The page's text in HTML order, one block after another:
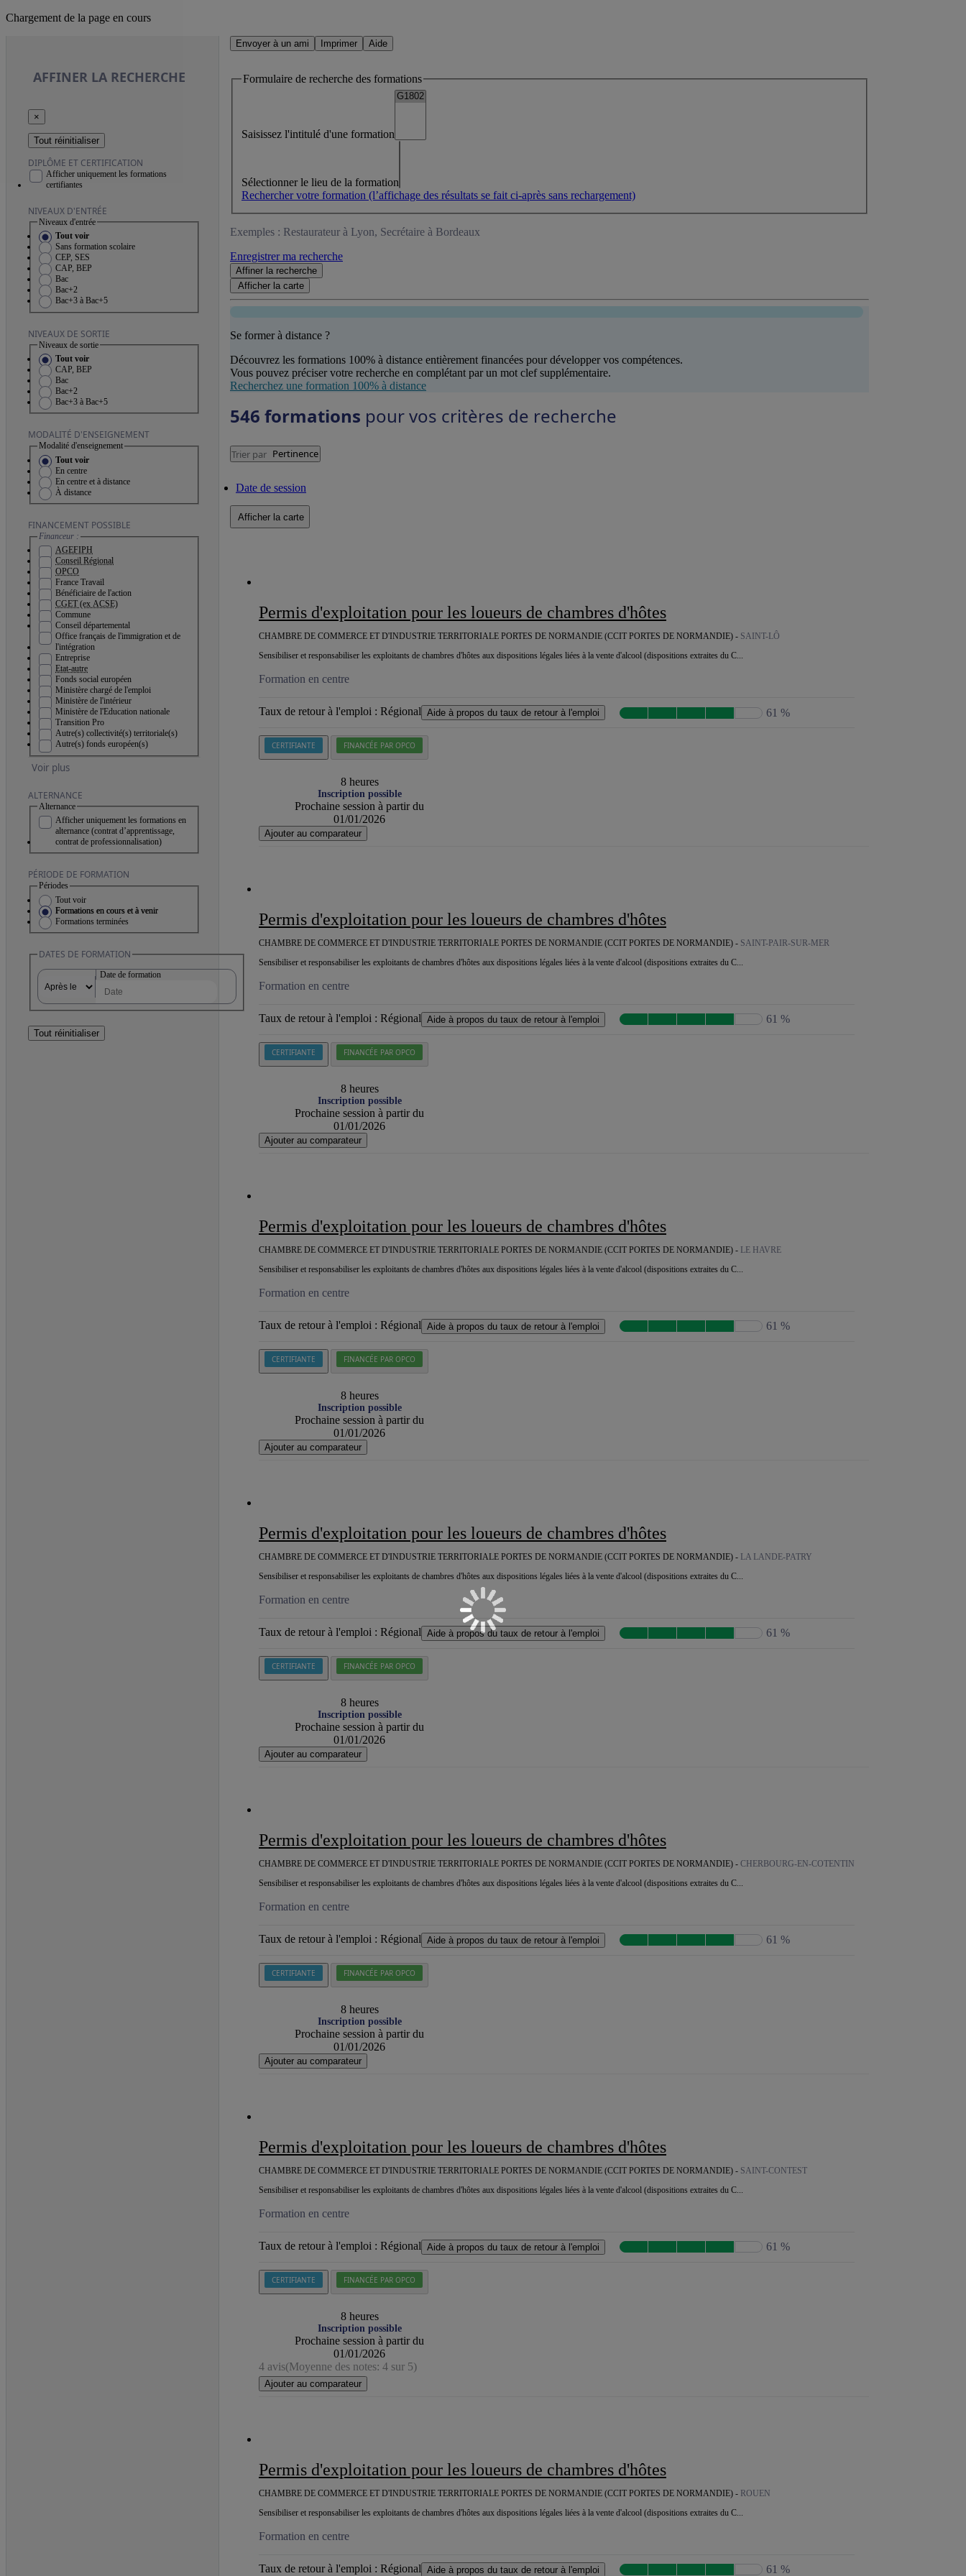
Chargement de la page en cours
AFFINER LA RECHERCHE
×
Tout réinitialiser
DIPLÔME ET CERTIFICATION
Afficher uniquement les formations
certifiantes
NIVEAUX D'ENTRÉE
Niveaux d'entrée
Tout voir
Sans formation scolaire
CEP, SES
CAP, BEP
Bac
Bac+2
Bac+3 à Bac+5
NIVEAUX DE SORTIE
Niveaux de sortie
Tout voir
CAP, BEP
Bac
Bac+2
Bac+3 à Bac+5
MODALITÉ D'ENSEIGNEMENT
Modalité d'enseignement
Tout voir
En centre
En centre et à distance
À distance
FINANCEMENT POSSIBLE
Financeur :
AGEFIPH
Conseil Régional
OPCO
France Travail
Bénéficiaire de l'action
CGET (ex ACSE)
Commune
Conseil départemental
Office français de l'immigration et de
l'intégration
Entreprise
Etat-autre
Fonds social européen
Ministère chargé de l'emploi
Ministère de l'intérieur
Ministère de l'Education nationale
Transition Pro
Autre(s) collectivité(s) territoriale(s)
Autre(s) fonds européen(s)
Voir plus
ALTERNANCE
Alternance
Afficher uniquement les formations en
alternance (contrat d’apprentissage,
contrat de professionnalisation)
PÉRIODE DE FORMATION
Périodes
Tout voir
Formations en cours et à venir
Formations terminées
DATES DE FORMATION
Date de formation
Tout réinitialiser
Envoyer à un ami Imprimer Aide
Formulaire de recherche des formations
Saisissez l'intitulé d'une formation
Sélectionner le lieu de la formation
Rechercher votre formation (l’affichage des résultats se fait ci-après sans rechargement)
Exemples : Restaurateur à Lyon, Secrétaire à Bordeaux
Enregistrer ma recherche
Affiner la recherche
Afficher la carte
Se former à distance ?
Découvrez les formations 100% à distance entièrement financées pour développer vos compétences.
Vous pouvez préciser votre recherche en complétant par un mot clef supplémentaire.
Recherchez une formation 100% à distance
546 formations pour vos critères de recherche
Trier par Pertinence
Date de session
Afficher la carte
Permis d'exploitation pour les loueurs de chambres d'hôtes
CHAMBRE DE COMMERCE ET D'INDUSTRIE TERRITORIALE PORTES DE NORMANDIE (CCIT PORTES DE NORMANDIE) - SAINT-LÔ
Sensibiliser et responsabiliser les exploitants de chambres d'hôtes aux dispositions légales liées à la vente d'alcool (dispositions extraites du C...
Formation en centre
Taux de retour à l'emploi : Régional Aide à propos du taux de retour à l'emploi 61 %
CERTIFIANTE FINANCÉE PAR OPCO
8 heures
Inscription possible
Prochaine session à partir du
01/01/2026
Ajouter au comparateur
Permis d'exploitation pour les loueurs de chambres d'hôtes
CHAMBRE DE COMMERCE ET D'INDUSTRIE TERRITORIALE PORTES DE NORMANDIE (CCIT PORTES DE NORMANDIE) - SAINT-PAIR-SUR-MER
Sensibiliser et responsabiliser les exploitants de chambres d'hôtes aux dispositions légales liées à la vente d'alcool (dispositions extraites du C...
Formation en centre
Taux de retour à l'emploi : Régional Aide à propos du taux de retour à l'emploi 61 %
CERTIFIANTE FINANCÉE PAR OPCO
8 heures
Inscription possible
Prochaine session à partir du
01/01/2026
Ajouter au comparateur
Permis d'exploitation pour les loueurs de chambres d'hôtes
CHAMBRE DE COMMERCE ET D'INDUSTRIE TERRITORIALE PORTES DE NORMANDIE (CCIT PORTES DE NORMANDIE) - LE HAVRE
Sensibiliser et responsabiliser les exploitants de chambres d'hôtes aux dispositions légales liées à la vente d'alcool (dispositions extraites du C...
Formation en centre
Taux de retour à l'emploi : Régional Aide à propos du taux de retour à l'emploi 61 %
CERTIFIANTE FINANCÉE PAR OPCO
8 heures
Inscription possible
Prochaine session à partir du
01/01/2026
Ajouter au comparateur
Permis d'exploitation pour les loueurs de chambres d'hôtes
CHAMBRE DE COMMERCE ET D'INDUSTRIE TERRITORIALE PORTES DE NORMANDIE (CCIT PORTES DE NORMANDIE) - LA LANDE-PATRY
Sensibiliser et responsabiliser les exploitants de chambres d'hôtes aux dispositions légales liées à la vente d'alcool (dispositions extraites du C...
Formation en centre
Taux de retour à l'emploi : Régional Aide à propos du taux de retour à l'emploi 61 %
CERTIFIANTE FINANCÉE PAR OPCO
8 heures
Inscription possible
Prochaine session à partir du
01/01/2026
Ajouter au comparateur
Permis d'exploitation pour les loueurs de chambres d'hôtes
CHAMBRE DE COMMERCE ET D'INDUSTRIE TERRITORIALE PORTES DE NORMANDIE (CCIT PORTES DE NORMANDIE) - CHERBOURG-EN-COTENTIN
Sensibiliser et responsabiliser les exploitants de chambres d'hôtes aux dispositions légales liées à la vente d'alcool (dispositions extraites du C...
Formation en centre
Taux de retour à l'emploi : Régional Aide à propos du taux de retour à l'emploi 61 %
CERTIFIANTE FINANCÉE PAR OPCO
8 heures
Inscription possible
Prochaine session à partir du
01/01/2026
Ajouter au comparateur
Permis d'exploitation pour les loueurs de chambres d'hôtes
CHAMBRE DE COMMERCE ET D'INDUSTRIE TERRITORIALE PORTES DE NORMANDIE (CCIT PORTES DE NORMANDIE) - SAINT-CONTEST
Sensibiliser et responsabiliser les exploitants de chambres d'hôtes aux dispositions légales liées à la vente d'alcool (dispositions extraites du C...
Formation en centre
Taux de retour à l'emploi : Régional Aide à propos du taux de retour à l'emploi 61 %
CERTIFIANTE FINANCÉE PAR OPCO
8 heures
Inscription possible
Prochaine session à partir du
01/01/2026
4 avis(Moyenne des notes: 4 sur 5)
Ajouter au comparateur
Permis d'exploitation pour les loueurs de chambres d'hôtes
CHAMBRE DE COMMERCE ET D'INDUSTRIE TERRITORIALE PORTES DE NORMANDIE (CCIT PORTES DE NORMANDIE) - ROUEN
Sensibiliser et responsabiliser les exploitants de chambres d'hôtes aux dispositions légales liées à la vente d'alcool (dispositions extraites du C...
Formation en centre
Taux de retour à l'emploi : Régional Aide à propos du taux de retour à l'emploi 61 %